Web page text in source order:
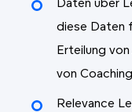
Daten über
diese Daten
Erteilung
von
Relevance